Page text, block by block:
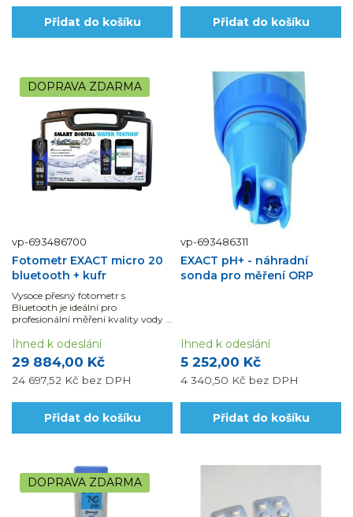
Přidat do košíku Přidat do košíku
DOPRAVA ZDARMA
vp-693486700
Fotometr EXACT micro 20
bluetooth + kufr
Vysoce přesný fotometr s
Bluetooth je ideální pro
profesionální měření kvality vody v
Přístroj je přednastaven pro více
než 40 parametrů vody (např.
volný /...
29 884,00 Kč
24 697,52 Kč bez DPH
Ihned k odeslání
Přidat do košíku
vp-693486311
EXACT pH+ - náhradní
sonda pro měření ORP
5 252,00 Kč
4 340,50 Kč bez DPH
Ihned k odeslání
Přidat do košíku
DOPRAVA ZDARMA